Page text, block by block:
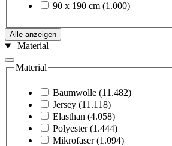
90 x 190 cm (1.000)
Alle anzeigen
Material
Material
Baumwolle (11.482)
Jersey (11.118)
Elasthan (4.058)
Polyester (1.444)
Mikrofaser (1.094)